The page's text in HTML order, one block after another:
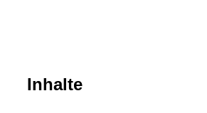
Inhalte